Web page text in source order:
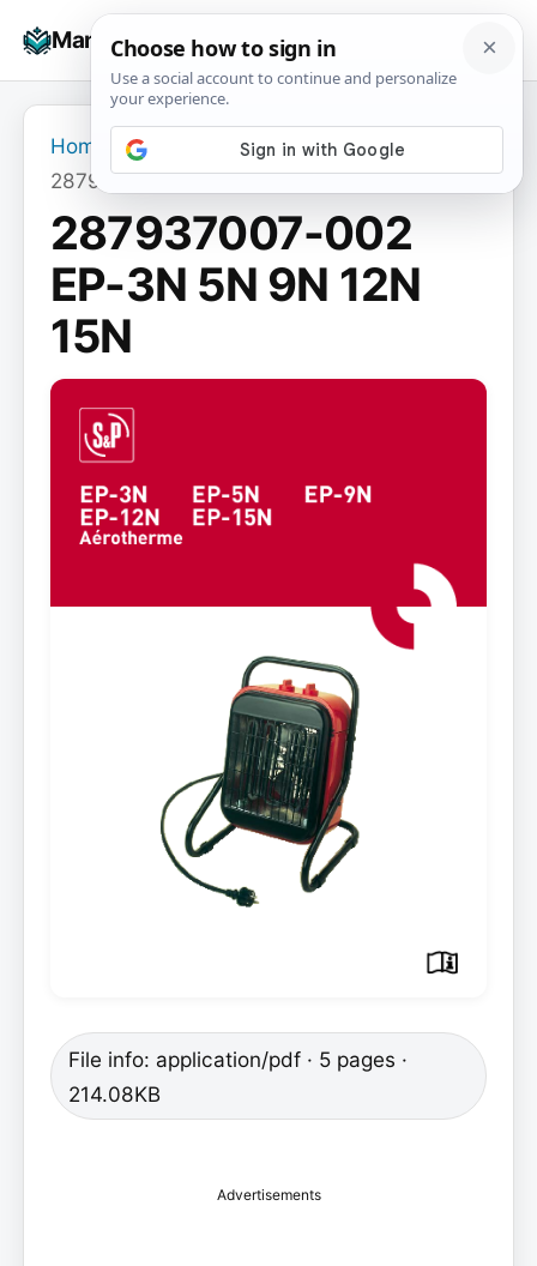
Manuals+
☰
Home
287937007-002 EP-3N 5N 9N 12N 15N
287937007-002
EP-3N 5N 9N 12N
15N
File info: application/pdf · 5 pages ·
214.08KB
Advertisements